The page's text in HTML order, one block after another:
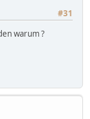
#31
warum ?